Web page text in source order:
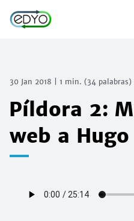
30 Jan 2018 1 min. (34 palabras)
Píldora 2:
web a Hugo